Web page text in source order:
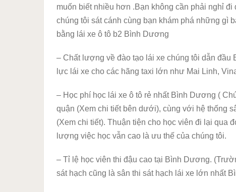
muốn biết nhiều hơn .Bạn không cần phải nghỉ
chúng tôi sát cánh cùng bạn khám phá những gì
bằng lái xe ô tô b2 Bình Dương
– Chất lượng về đào tạo lái xe chúng tôi dẫn đầu
lực lái xe cho các hãng taxi lớn như Mai Linh,
– Học phí học lái xe ô tô rẻ nhất Bình Dương (
quận (Xem chi tiết bên dưới), cùng với hệ thống
(Xem chi tiết). Thuận tiện cho học viên đi lại qua
lượng việc học vẫn cao là ưu thế của chúng tôi.
– Tỉ lệ học viên thi đậu cao tại Bình Dương.
sát hạch cũng là sân thi sát hạch lái xe lớn nhất